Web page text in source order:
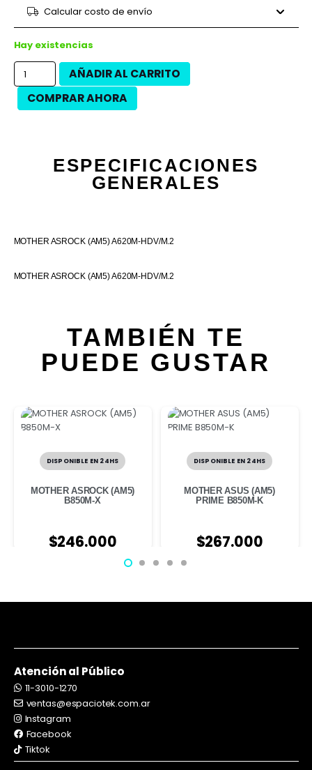
12 cuotas $266.800
9 cuotasCalcular costo de envío
Hay existencias
AÑADIR AL CARRITO
COMPRAR AHORA
ESPECIFICACIONES
GENERALES
MOTHER ASROCK (AM5) A620M-HDV/M.2
MOTHER ASROCK (AM5) A620M-HDV/M.2
TAMBIÉN TE
PUEDE GUSTAR
DISPONIBLE EN 24HS
MOTHER ASROCK (AM5)
B850M-X
$246.000
DISPONIBLE EN 24HS
MOTHER ASUS (AM5)
PRIME B850M-K
$267.000
Atención al Público
11-3010-1270
ventas@espaciotek.com.ar
Instagram
Facebook
Tiktok